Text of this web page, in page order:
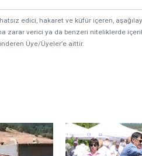
edici, hakaret ve küfür içeren,
zarar verici ya da benzeri niteliklerde
Üye/Üyeler’e aittir.